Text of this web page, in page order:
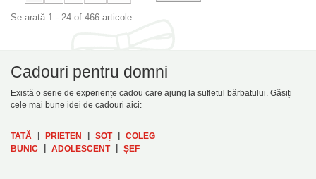
Se arată 1 - 24 of 466 articole
Cadouri pentru domni
Există o serie de experiențe cadou care ajung la sufletul bărbatului. Găsiți
cele mai bune idei de cadouri aici:
TATĂ | PRIETEN | SOȚ | COLEG
BUNIC
| ADOLESCENT | ȘEF